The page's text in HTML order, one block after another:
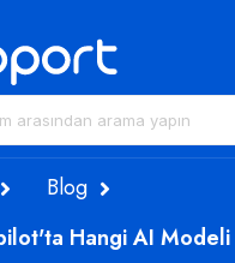
Blog
Hangi AI Modeli